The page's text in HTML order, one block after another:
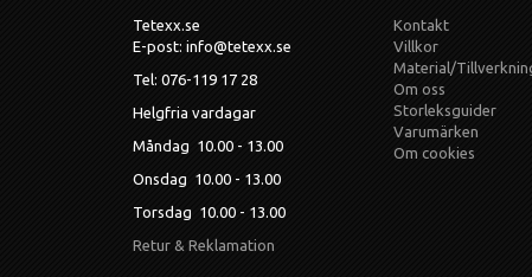
Tetexx.se
E-post: info@tetexx.se
Tel: 076-119 17 28
Helgfria vardagar
Måndag 10.00 - 13.00
Onsdag 10.00 - 13.00
Torsdag 10.00 - 13.00
Retur & Reklamation
Kontakt
Villkor
Material/
Om oss
Storleksguider
Varumärken
Om cookies